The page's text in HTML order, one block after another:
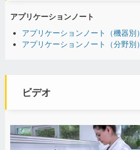
アプリケーションノート
アプリケーションノート（機器別）
アプリケーションノート（分野別）
ビデオ